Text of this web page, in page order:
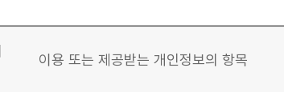
이용 또는 제공받는 개인정보의 항목